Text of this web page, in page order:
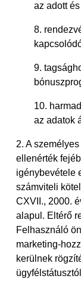
az adott
8.
9.
10.
az adatok
2. A
ellenérték
igénybevétele
számviteli
CXVII., 2000.
alapul. Eltérő
Felhasználó
marketing-
kerülnek